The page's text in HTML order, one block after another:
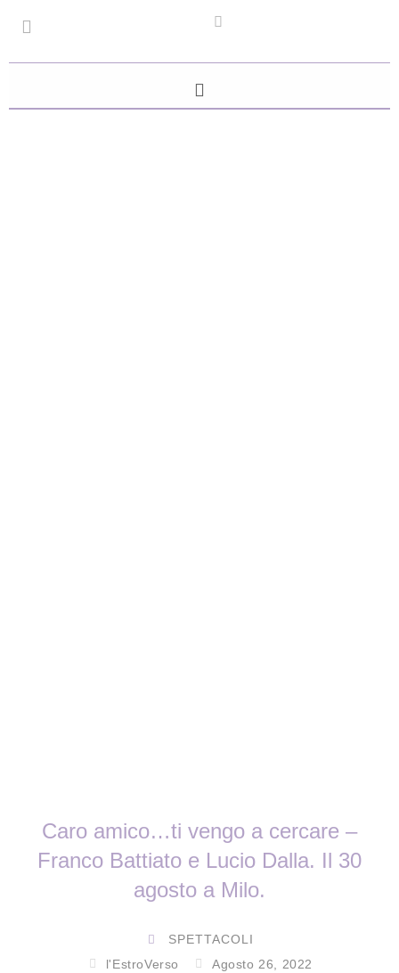
Caro amico…ti vengo a cercare –
Franco Battiato e Lucio Dalla. Il 30
agosto a Milo.
SPETTACOLI
l'EstroVerso
Agosto 26, 2022